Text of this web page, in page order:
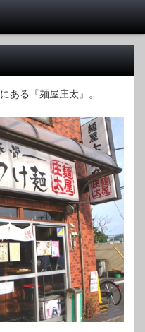
ある『麺屋庄太』。